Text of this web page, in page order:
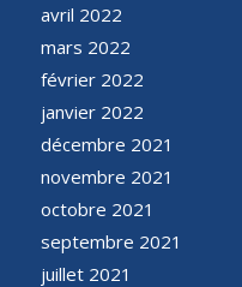
avril 2022
mars 2022
février 2022
janvier 2022
décembre 2021
novembre 2021
octobre 2021
septembre 2021
juillet 2021